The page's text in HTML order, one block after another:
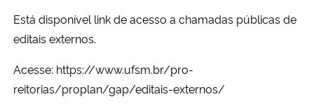
Ministério de Minas e Energia
Ministério do Meio Ambiente
Está disponível link de acesso a chamadas públicas de
editais externos.
Acesse: https://www.ufsm.br/pro-
reitorias/proplan/gap/editais-externos/